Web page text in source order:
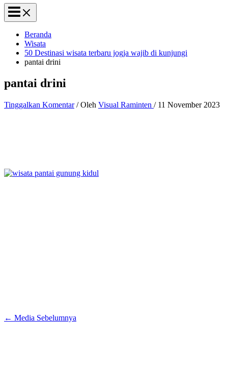
Beranda
Wisata
50 Destinasi wisata terbaru jogja wajib di kunjungi
pantai drini
pantai drini
Tinggalkan Komentar / Oleh Visual Raminten / 11 November 2023
← Media Sebelumnya